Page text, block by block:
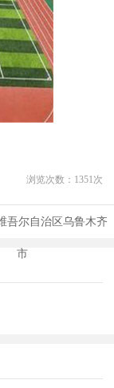
浏览次数： 1351次
吾尔自治区乌鲁木齐
市